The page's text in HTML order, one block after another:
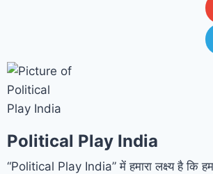
Political Play India
“Political Play India” में हमारा लक्ष्य है कि